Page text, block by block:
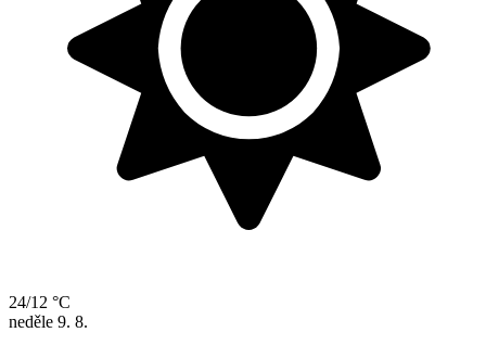
24/12 °C
neděle 9. 8.